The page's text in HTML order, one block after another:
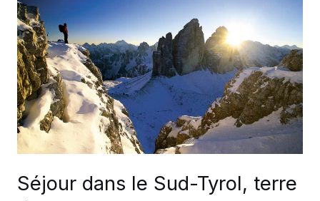
la
mer
Séjour dans le Sud-Tyrol, terre